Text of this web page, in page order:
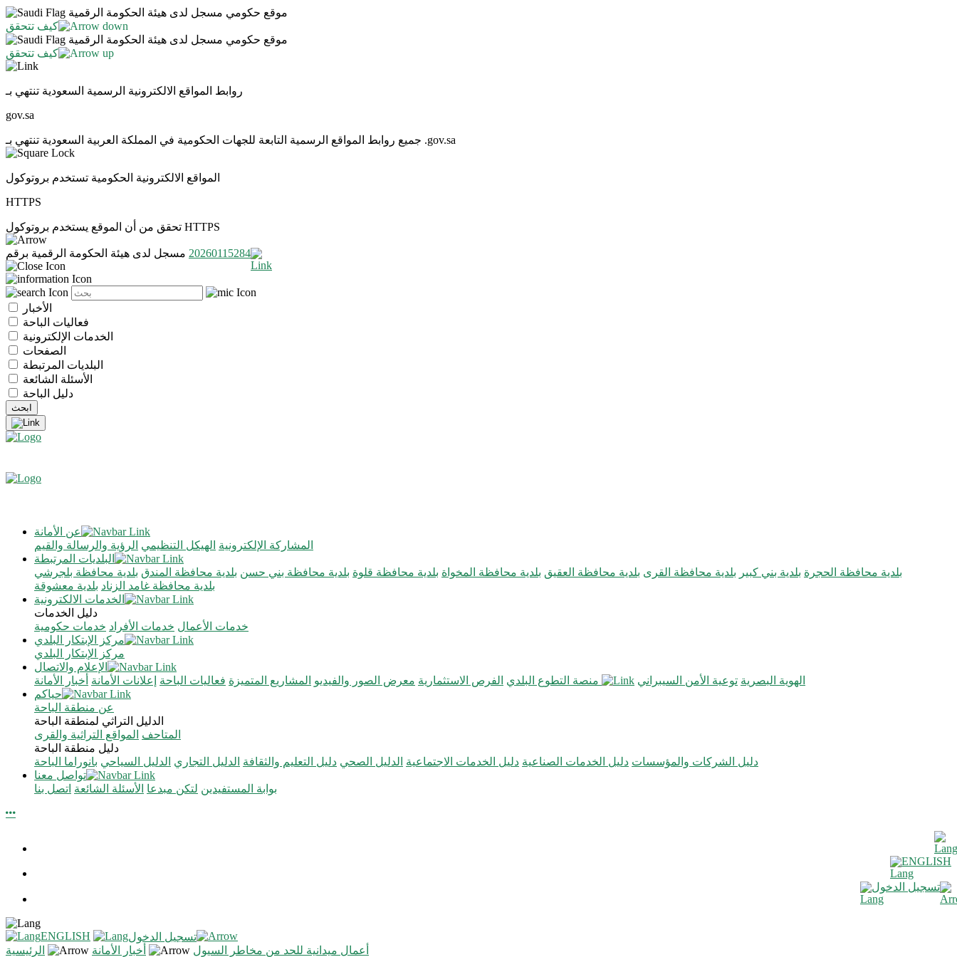
موقع حكومي مسجل لدى هيئة الحكومة الرقمية
كيف تتحقق
موقع حكومي مسجل لدى هيئة الحكومة الرقمية
كيف تتحقق
روابط المواقع الالكترونية الرسمية السعودية تنتهي بـ
gov.sa
جميع روابط المواقع الرسمية التابعة للجهات الحكومية في المملكة العربية السعودية تنتهي بـ .gov.sa
المواقع الالكترونية الحكومية تستخدم بروتوكول
HTTPS
تحقق من أن الموقع يستخدم بروتوكول HTTPS
مسجل لدى هيئة الحكومة الرقمية برقم 20260115284
الأخبار
فعاليات الباحة
الخدمات الإلكترونية
الصفحات
البلديات المرتبطة
الأسئلة الشائعة
دليل الباحة
عن الأمانة
الرؤية والرسالة والقيم الهيكل التنظيمي المشاركة الإلكترونية
البلديات المرتبطة
بلدية محافظة بلجرشي بلدية محافظة المندق بلدية محافظة بني حسن بلدية محافظة قلوة بلدية محافظة المخواة بلدية محافظة العقيق بلدية محافظة القرى بلدية بني كبير بلدية محافظة الحجرة
بلدية معشوقة بلدية محافظة غامد الزناد
الخدمات الالكترونية
دليل الخدمات
خدمات حكومية خدمات الأفراد خدمات الأعمال
مركز الإبتكار البلدي
مركز الإبتكار البلدي
الإعلام والاتصال
أخبار الأمانة إعلانات الأمانة فعاليات الباحة المشاريع المتميزة معرض الصور والفيديو الفرص الاستثمارية منصة التطوع البلدي توعية الأمن السيبراني الهوية البصرية
حياكم
عن منطقة الباحة
الدليل التراثي لمنطقة الباحة
المواقع التراثية والقرى المتاحف
دليل منطقة الباحة
بانوراما الباحة الدليل السياحي الدليل التجاري دليل التعليم والثقافة الدليل الصحي دليل الخدمات الاجتماعية دليل الخدمات الصناعية دليل الشركات والمؤسسات
تواصل معنا
اتصل بنا الأسئلة الشائعة لتكن مبدعا بوابة المستفيدين
ENGLISH
تسجيل الدخول
ENGLISH
تسجيل الدخول
الرئيسية
أخبار الأمانة أعمال ميدانية للحد من مخاطر السيول